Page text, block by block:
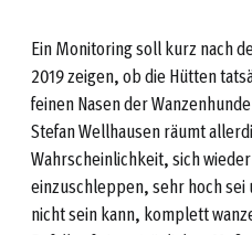
Ein Monitoring soll kurz nach
2019 zeigen, ob die Hütten
feinen Nasen der
Stefan Wellhausen räumt
Wahrscheinlichkeit, sich
einzuschleppen, sehr hoch
nicht sein kann, komplett